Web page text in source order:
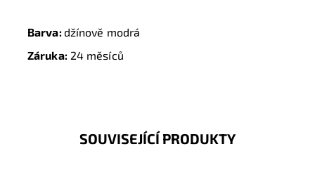
Barva: džínově modrá
Záruka:24 měsíců
SOUVISEJÍCÍ PRODUKTY